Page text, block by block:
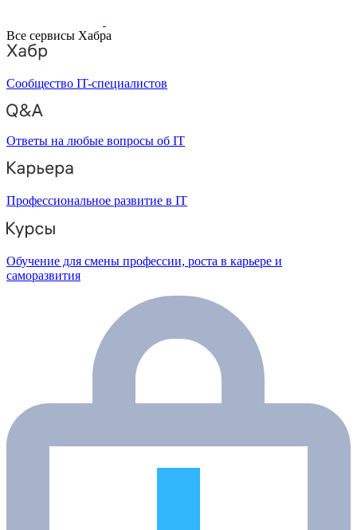
Все сервисы Хабра
Сообщество IT-специалистов
Ответы на любые вопросы об IT
Профессиональное развитие в IT
Обучение для смены профессии, роста в карьере и
саморазвития